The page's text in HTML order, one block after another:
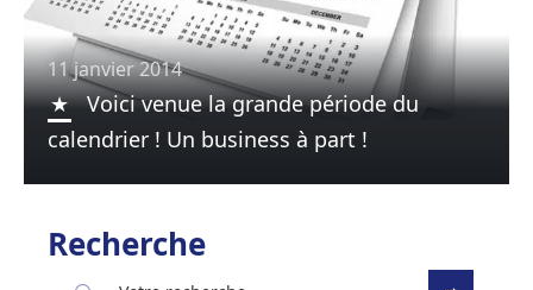
11 janvier 2014
Voici venue la grande période du
calendrier ! Un business à part !
Recherche